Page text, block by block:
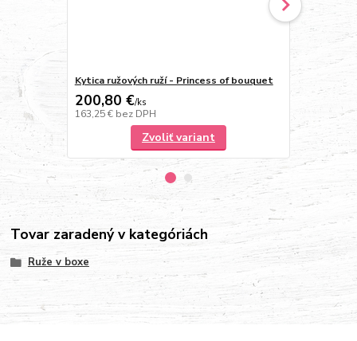
Kytica ružových ruží - Princess of bouquet
200,80 €/ks
163,25 € bez DPH
Zvoliť variant
24,90 €
bez
Tovar zaradený v kategóriách
Ruže v boxe